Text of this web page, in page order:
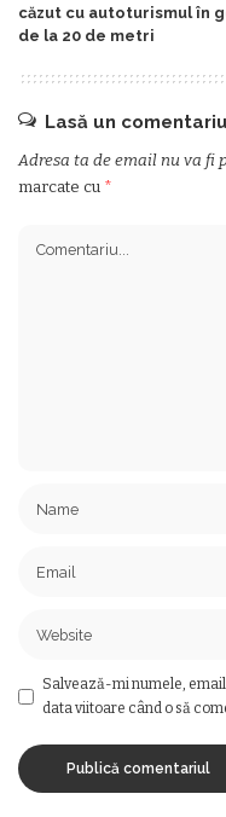
căzut cu autoturismul în
de la 20 de metri
Lasă un comentariu
Adresa ta de email nu va fi
marcate cu *
Salvează-mi numele,
data viitoare când o să